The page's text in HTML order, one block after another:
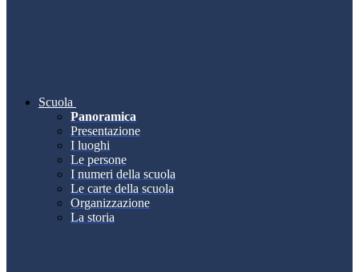
Scuola
Panoramica
Presentazione
I luoghi
Le persone
I numeri della scuola
Le carte della scuola
Organizzazione
La storia